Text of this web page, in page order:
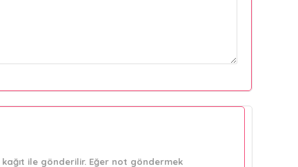
ile gönderilir. Eğer not göndermek